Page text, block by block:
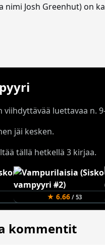
nimi Josh Greenhut) on
viihdyttävää luettavaa n.
jäi kesken.
tällä hetkellä 3 kirjaa.
★ 6.66/ 53
kommentit